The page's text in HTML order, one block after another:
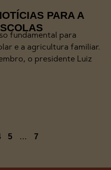
PARA A
fundamental para
e a agricultura familiar.
o presidente Luiz
5 … 7